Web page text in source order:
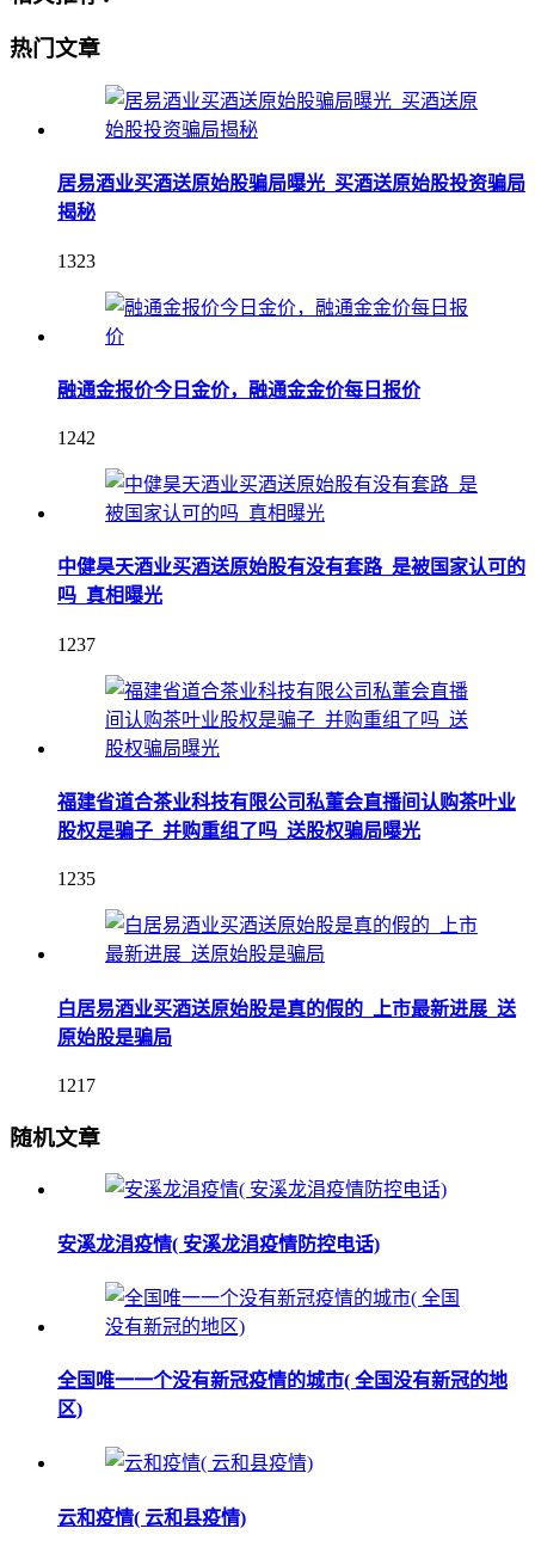
热门文章
居易酒业买酒送原始股骗局曝光_买酒送原始股投资骗局
揭秘
1323
融通金报价今日金价，融通金金价每日报价
1242
中健昊天酒业买酒送原始股有没有套路_是被国家认可的
吗_真相曝光
1237
福建省道合茶业科技有限公司私董会直播间认购茶叶业
股权是骗子_并购重组了吗_送股权骗局曝光
1235
白居易酒业买酒送原始股是真的假的_上市最新进展_送
原始股是骗局
1217
随机文章
安溪龙涓疫情( 安溪龙涓疫情防控电话)
全国唯一一个没有新冠疫情的城市( 全国没有新冠的地
区)
云和疫情( 云和县疫情)